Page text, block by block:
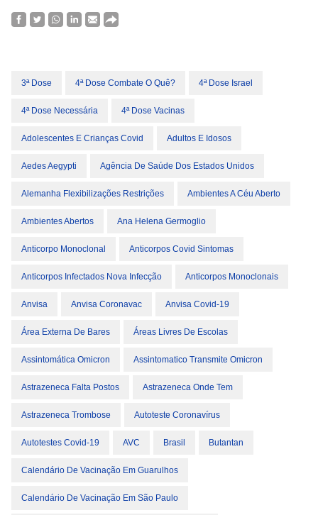
3ª Dose 4ª Dose Combate O Quê? 4ª Dose Israel
4ª Dose Necessária 4ª Dose Vacinas
Adolescentes E Crianças Covid Adultos E Idosos
Aedes Aegypti Agência De Saúde Dos Estados Unidos
Alemanha Flexibilizações Restrições Ambientes A Céu Aberto
Ambientes Abertos Ana Helena Germoglio
Anticorpo Monoclonal Anticorpos Covid Sintomas
Anticorpos Infectados Nova Infecção Anticorpos Monoclonais
Anvisa Anvisa Coronavac Anvisa Covid-19
Área Externa De Bares Áreas Livres De Escolas
Assintomática Omicron Assintomatico Transmite Omicron
Astrazeneca Falta Postos Astrazeneca Onde Tem
Astrazeneca Trombose Autoteste Coronavírus
Autotestes Covid-19 AVC Brasil Butantan
Calendário De Vacinação Em Guarulhos
Calendário De Vacinação Em São Paulo